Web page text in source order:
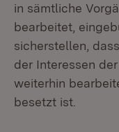
in sämtliche
bearbeitet,
sicherstellen,
der Interessen
weiterhin
besetzt ist.